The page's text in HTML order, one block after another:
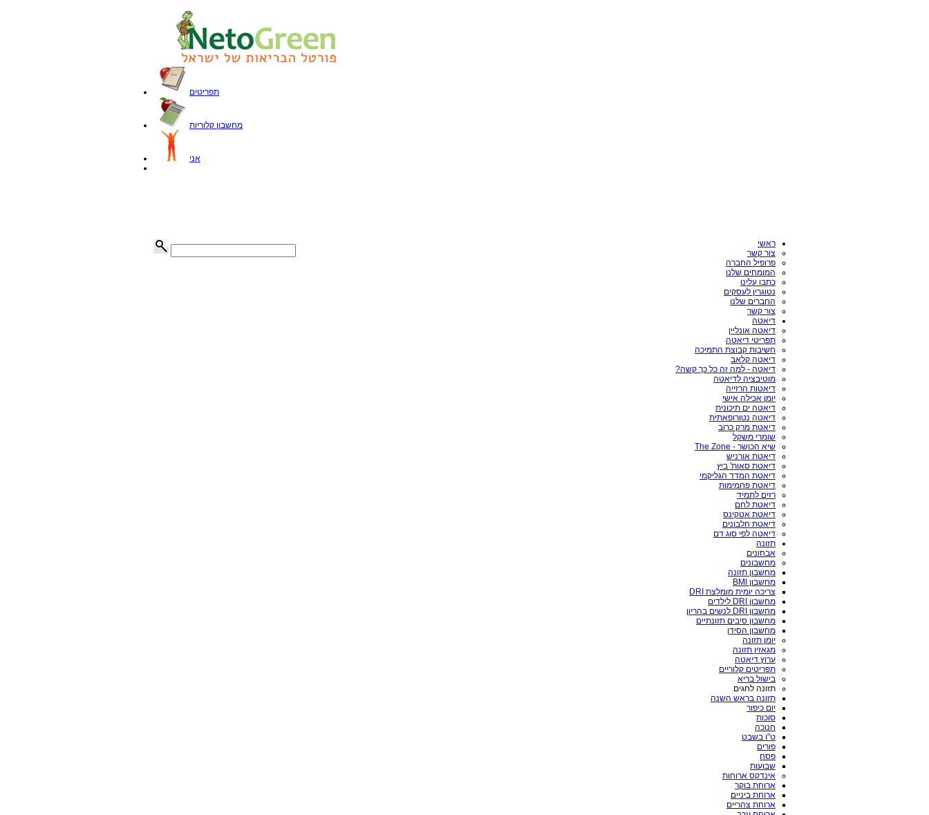
תפריטים
מחשבון קלוריות
אני
ראשי
צור קשר
פרופיל החברה
המומחים שלנו
כתבו עלינו
נטוגרין לעסקים
החברים שלנו
צור קשר
דיאטה
דיאטה אונליין
תפריטי דיאטה
חשיבות קבוצת התמיכה
דיאטה קלאב
דיאטה - למה זה כל כך קשה?
מוטיבציה לדיאטה
דיאטות הרזייה
יומן אכילה אישי
דיאטה ים תיכונית
דיאטה נטורופאתית
דיאטת מרק כרוב
שומרי משקל
שיא הכושר - The Zone
דיאטת אורניש
דיאטת סאות' ביץ
דיאטת המדד הגליקמי
דיאטת פחמימות
רזים לתמיד
דיאטת לחם
דיאטת אטקינס
דיאטת חלבונים
דיאטה לפי סוג דם
תזונה
אבחונים
מחשבונים
מחשבון תזונה
מחשבון BMI
צריכה יומית מומלצת DRI
מחשבון DRI לילדים
מחשבון DRI לנשים בהריון
מחשבון סיבים תזונתיים
מחשבון הסידן
יומן תזונה
מגאזין תזונה
ערוץ דיאטה
תפריטים קלוריים
בישול בריא
תזונה לחגים
תזונה בראש השנה
יום כיפור
סוכות
חנוכה
ט"ו בשבט
פורים
פסח
שבועות
אינדקס ארוחות
ארוחת בוקר
ארוחת ביניים
ארוחת צהריים